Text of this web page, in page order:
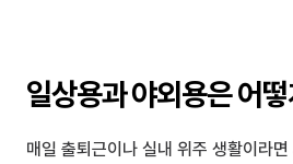
일상용과 야외용은 어
매일 출퇴근이나 실내 위주 생활이라